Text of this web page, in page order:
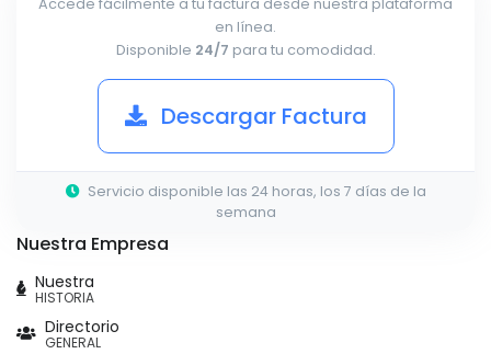
Accede fácilmente a tu factura desde nuestra plataforma
en línea.
Disponible 24/7 para tu comodidad.
Descargar Factura
Servicio disponible las 24 horas, los 7 días de la
semana
Nuestra Empresa
Nuestra
HISTORIA
Directorio
GENERAL